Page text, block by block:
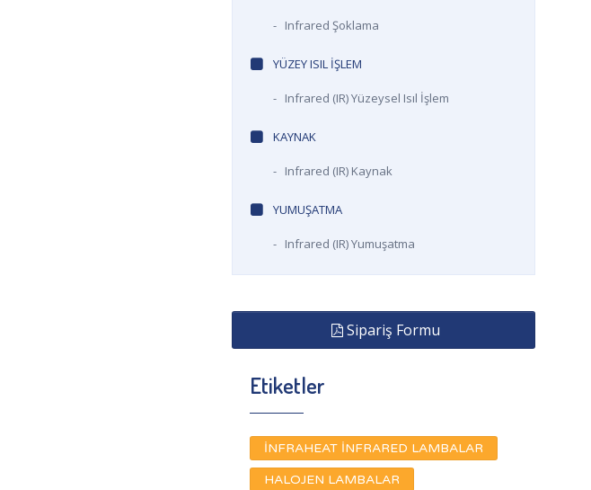
- Infrared Şoklama
YÜZEY ISIL İŞLEM
- Infrared (IR) Yüzeysel Isıl İşlem
KAYNAK
- Infrared (IR) Kaynak
YUMUŞATMA
- Infrared (IR) Yumuşatma
Sipariş Formu
Etiketler
İNFRAHEAT İNFRARED LAMBALAR
HALOJEN LAMBALAR